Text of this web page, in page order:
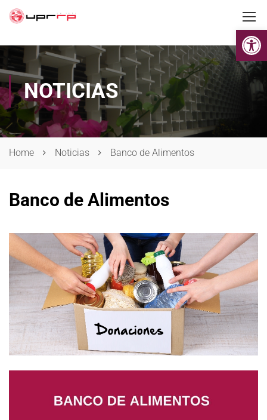
NOTICIAS
Home Noticias Banco de Alimentos
Banco de Alimentos